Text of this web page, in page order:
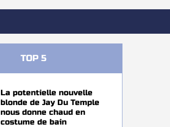
TOP 5
La potentielle nouvelle
blonde de Jay Du Temple
nous donne chaud en
costume de bain